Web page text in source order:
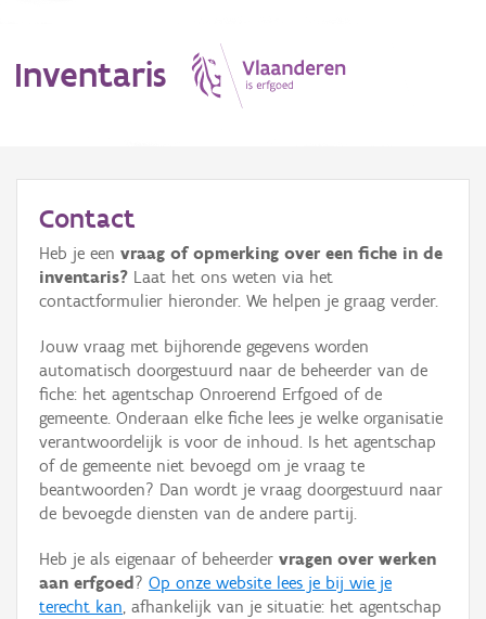
Inventaris
Erfgoedobject
Aanduidingsobject
Waarneming
Thema
Gebeurtenis
Persoon of collectief
Hergebruik
Contact
Heb je een vraag of opmerking over een fiche in de
inventaris? Laat het ons weten via het
contactformulier hieronder. We helpen je graag verder.
Jouw vraag met bijhorende gegevens worden
automatisch doorgestuurd naar de beheerder van de
fiche: het agentschap Onroerend Erfgoed of de
gemeente. Onderaan elke fiche lees je welke organisatie
verantwoordelijk is voor de inhoud. Is het agentschap
of de gemeente niet bevoegd om je vraag te
beantwoorden? Dan wordt je vraag doorgestuurd naar
de bevoegde diensten van de andere partij.
Heb je als eigenaar of beheerder vragen over werken
aan erfgoed ? Op onze website lees je bij wie je
terecht kan, afhankelijk van je situatie: het agentschap